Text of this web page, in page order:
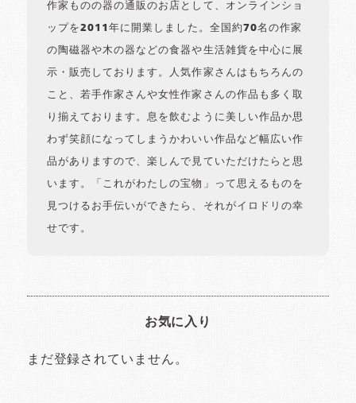
作家ものの器の通販のお店として、オンラインショ
ップを2011年に開業しました。全国約70名の作家
の陶磁器や木の器などの食器や生活雑貨を中心に展
示・販売しております。人気作家さんはもちろんの
こと、若手作家さんや女性作家さんの作品も多く取
り揃えております。息を飲むように美しい作品か思
わず笑顔になってしまうかわいい作品など幅広い作
品がありますので、楽しんで見ていただけたらと思
います。「これがわたしの宝物」って思えるものを
見つけるお手伝いができたら、それがイロドリの幸
せです。
お気に入り
まだ登録されていません。